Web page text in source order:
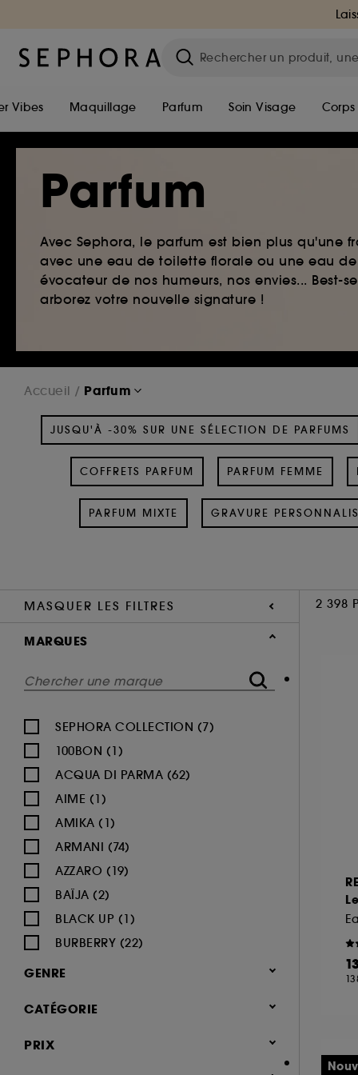
Vibes Maquillage Parfum Soin Visage Corps
Parfum
Avec Sephora, le parfum est bien plus qu'une
avec une eau de toilette florale ou une eau
évocateur de nos humeurs, nos envies... Best-
arborez votre nouvelle signature !
Accueil Parfum
JUSQU'À -30% SUR UNE SÉLECTION DE PARFUMS
COFFRETS PARFUM PARFUM FEMME
PARFUM MIXTE GRAVURE
MASQUER LES FILTRES 2 398
MARQUES
SEPHORA COLLECTION (7)
100BON (1)
ACQUA DI PARMA (62)
AIME (1)
AMIKA (1)
ARMANI (74)
AZZARO (19)
BAÏJA (2)
BLACK UP (1)
BURBERRY (22)
BVLGARI (12)
CACHAREL (24)
GENRE
Femme (1373)
Mixte (493)
CATÉGORIE
Parfum
PRIX